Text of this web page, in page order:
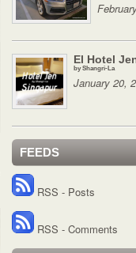
El Hotel
by Shangri-La
January 20,
FEEDS
RSS - Posts
RSS - Comments